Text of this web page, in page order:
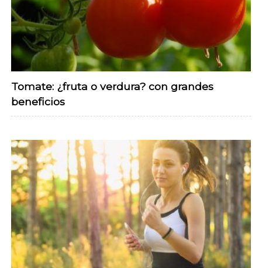
Tomate: ¿fruta o verdura? con grandes
beneficios